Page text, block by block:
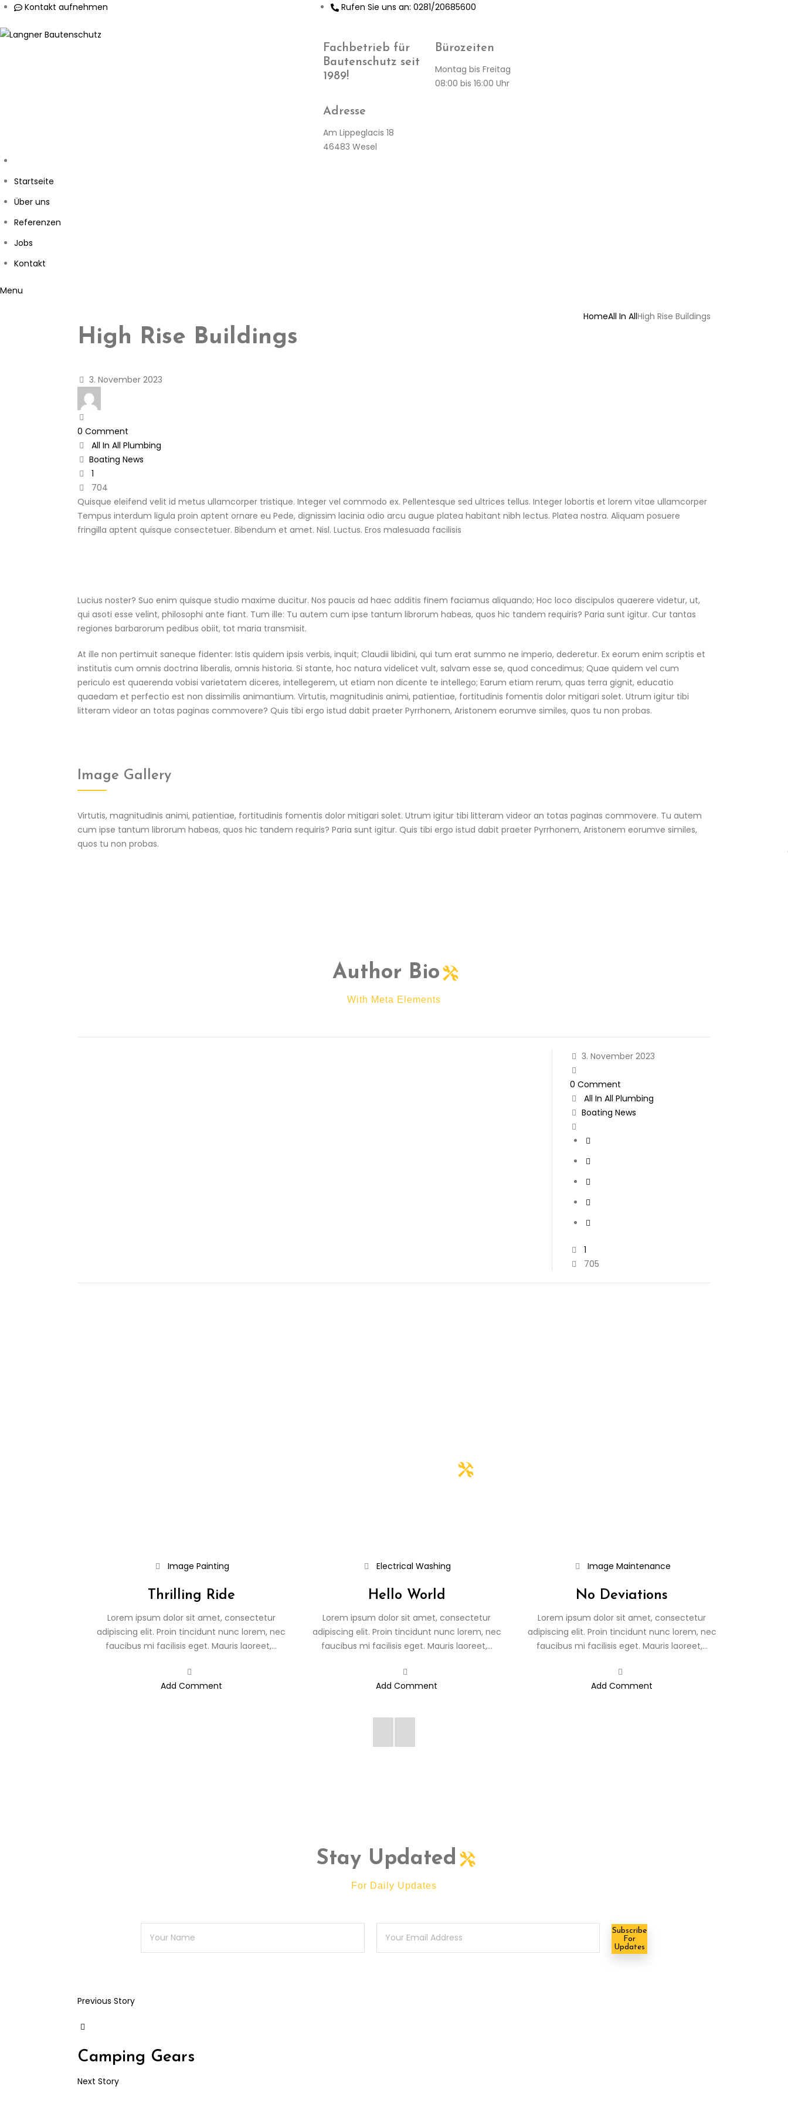
Kontakt aufnehmen Rufen Sie uns an: 0281/20685600
Fachbetrieb für
Bautenschutz seit
1989!
Bürozeiten
Montag bis Freitag
08:00 bis 16:00 Uhr
Adresse
Am Lippeglacis 18
46483 Wesel
Startseite
Über uns
Referenzen
Jobs
Kontakt
Menu
High Rise Buildings
HomeAll In AllHigh Rise Buildings
3. November 2023
0 Comment
All In All Plumbing
Boating News
1
704
Quisque eleifend velit id metus ullamcorper tristique. Integer vel commodo ex. Pellentesque sed ultrices tellus. Integer lobortis et lorem vitae ullamcorper
Tempus interdum ligula proin aptent ornare eu Pede, dignissim lacinia odio arcu augue platea habitant nibh lectus. Platea nostra. Aliquam posuere
fringilla aptent quisque consectetuer. Bibendum et amet. Nisl. Luctus. Eros malesuada facilisis
Lucius noster? Suo enim quisque studio maxime ducitur. Nos paucis ad haec additis finem faciamus aliquando; Hoc loco discipulos quaerere videtur, ut,
qui asoti esse velint, philosophi ante fiant. Tum ille: Tu autem cum ipse tantum librorum habeas, quos hic tandem requiris? Paria sunt igitur. Cur tantas
regiones barbarorum pedibus obiit, tot maria transmisit.
At ille non pertimuit saneque fidenter: Istis quidem ipsis verbis, inquit; Claudii libidini, qui tum erat summo ne imperio, dederetur. Ex eorum enim scriptis et
institutis cum omnis doctrina liberalis, omnis historia. Si stante, hoc natura videlicet vult, salvam esse se, quod concedimus; Quae quidem vel cum
periculo est quaerenda vobisi varietatem diceres, intellegerem, ut etiam non dicente te intellego; Earum etiam rerum, quas terra gignit, educatio
quaedam et perfectio est non dissimilis animantium. Virtutis, magnitudinis animi, patientiae, fortitudinis fomentis dolor mitigari solet. Utrum igitur tibi
litteram videor an totas paginas commovere? Quis tibi ergo istud dabit praeter Pyrrhonem, Aristonem eorumve similes, quos tu non probas.
Image Gallery
Virtutis, magnitudinis animi, patientiae, fortitudinis fomentis dolor mitigari solet. Utrum igitur tibi litteram videor an totas paginas commovere. Tu autem
cum ipse tantum librorum habeas, quos hic tandem requiris? Paria sunt igitur. Quis tibi ergo istud dabit praeter Pyrrhonem, Aristonem eorumve similes,
quos tu non probas.
Author Bio
With Meta Elements
3. November 2023
0 Comment
All In All Plumbing
Boating News
1
705
Image Painting
Thrilling Ride
Lorem ipsum dolor sit amet, consectetur
adipiscing elit. Proin tincidunt nunc lorem, nec
faucibus mi facilisis eget. Mauris laoreet,...
Add Comment
Electrical Washing
Hello World
Lorem ipsum dolor sit amet, consectetur
adipiscing elit. Proin tincidunt nunc lorem, nec
faucibus mi facilisis eget. Mauris laoreet,...
Add Comment
Image Maintenance
No Deviations
Lorem ipsum dolor sit amet, consectetur
adipiscing elit. Proin tincidunt nunc lorem, nec
faucibus mi facilisis eget. Mauris laoreet,...
Add Comment
Stay Updated
For Daily Updates
Subscribe
For
Updates
Previous Story
Camping Gears
Next Story